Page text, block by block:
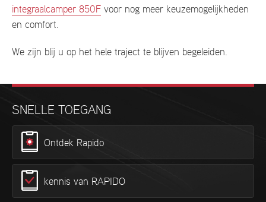
integraalcamper 850F voor nog meer keuzemogelijkheden
en comfort.
We zijn blij u op het hele traject te blijven begeleiden.
SNELLE TOEGANG
Ontdek Rapido
kennis van RAPIDO